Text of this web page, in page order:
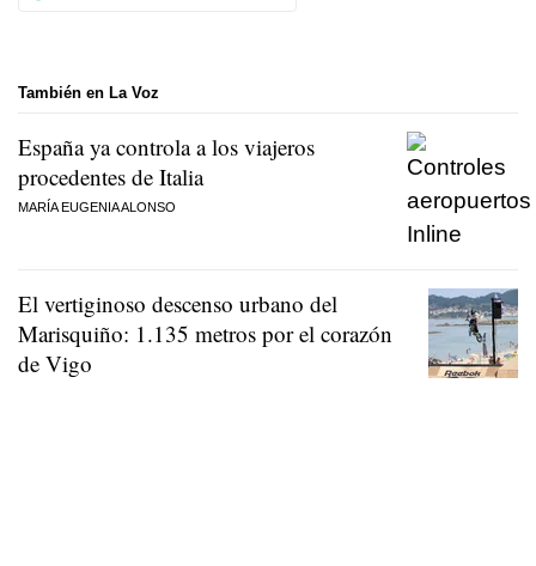
También en La Voz
España ya controla a los viajeros
procedentes de Italia
MARÍA EUGENIA ALONSO
El vertiginoso descenso urbano del
Marisquiño: 1.135 metros por el corazón
de Vigo